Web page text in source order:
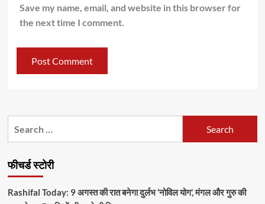
Save my name, email, and website in this browser for
the next time I comment.
फीचर्ड स्टोरी
Rashifal Today: 9 अगस्त की रात बनेगा दुर्लभ ‘नोविल योग’, मंगल और गुरु की